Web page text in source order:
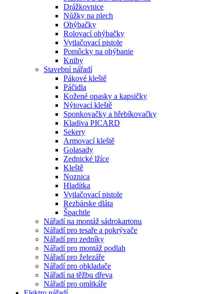
Drážkovnice
Nůžky na plech
Ohýbačky
Rolovací ohýbačky
Vytlačovací pistole
Pomôcky na ohýbanie
Knihy
Stavební nářadí
Pákové kleště
Páčidla
Kožené opasky a kapsičky
Nýtovací kleště
Sponkovačky a hřebíkovačky
Kladiva PICARD
Sekery
Armovací kleště
Golasady
Zednické lžíce
Kleště
Noznica
Hladítka
Vytlačovací pistole
Rezbárske dláta
Špachtle
Nářadí na montáž sádrokartonu
Nářadí pro tesaře a pokrývače
Nářadí pro zedníky
Nářadí pro montáž podlah
Nářadí pro železáře
Nářadí pro obkladače
Nářadí na těžbu dřeva
Nářadí pro omítkáře